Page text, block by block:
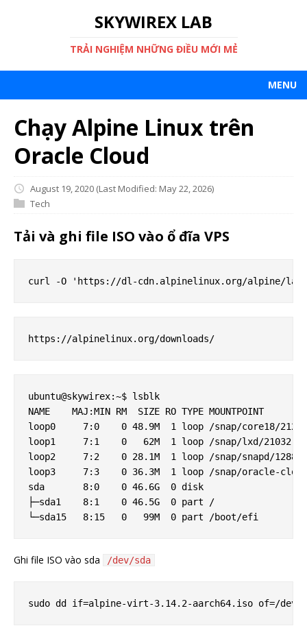
SKYWIREX LAB
TRẢI NGHIỆM NHỮNG ĐIỀU MỚI MẺ
MENU
Chạy Alpine Linux trên
Oracle Cloud
August 19, 2020 (Last Modified: May 22, 2026)
Tech
Tải và ghi file ISO vào ổ đĩa VPS
ubuntu@skywirex:~$ lsblk
NAME    MAJ:MIN RM  SIZE RO TYPE MOUNTPOINT
loop0     7:0    0 48.9M  1 loop /snap/core18/2127
loop1     7:1    0   62M  1 loop /snap/lxd/21032
loop2     7:2    0 28.1M  1 loop /snap/snapd/12886
loop3     7:3    0 36.3M  1 loop /snap/oracle-
sda       8:0    0 46.6G  0 disk
├─sda1    8:1    0 46.5G  0 part /
Ghi file ISO vào sda /dev/sda